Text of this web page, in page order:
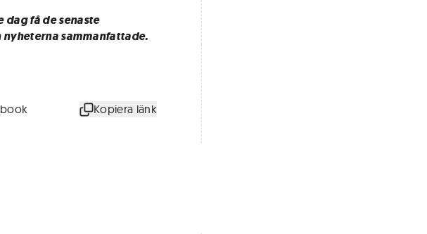
dag få de senaste
sammanfattade.
Kopiera länk